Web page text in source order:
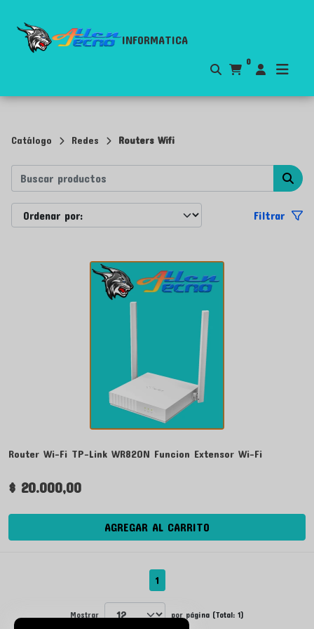
INFORMATICA
0
Catálogo Redes Routers Wifi
Filtrar
Router Wi-Fi TP-Link WR820N Funcion Extensor Wi-Fi
$ 20.000,00
AGREGAR AL CARRITO
1
Mostrar por página (Total: 1)